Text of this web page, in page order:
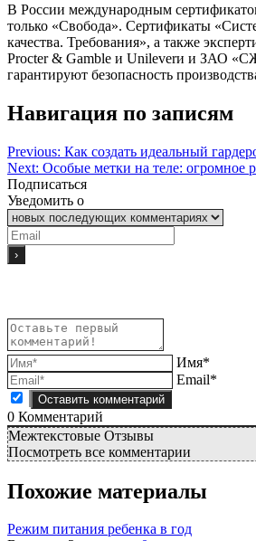
В России международным
только «Свобода». Сертификаты
качества. Требования», а также
Procter & Gamble и Unileverи и ЗАО
гарантируют безопасность
Навигация по записям
Previous: Как создать идеальный
Next: Особые метки на теле: огромное
Подписаться
Уведомить о
Имя*
Email*
0 Комментарий
Межтекстовые Отзывы
Посмотреть все комментарии
Похожие материалы
Режим питания ребенка в год